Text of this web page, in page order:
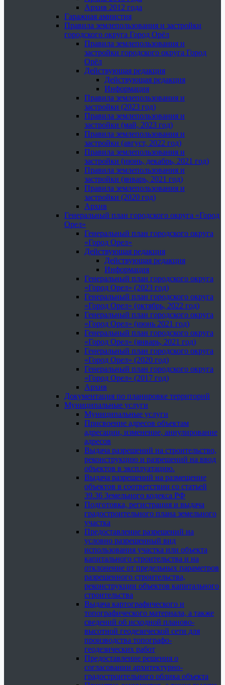
Архив 2012 года
Гаражная амнистия
Правила землепользования и застройки
городского округа Город Орёл
Правила землепользования и
застройки городского округа Город
Орёл
Действующая редакция
Действующая редакция
Информация
Правила землепользования и
застройки (2023 год)
Правила землепользования и
застройки (май, 2023 год)
Правила землепользования и
застройки (август, 2022 год)
Правила землепользования и
застройки (июнь, декабрь, 2021 год)
Правила землепользования и
застройки (январь, 2021 год)
Правила землепользования и
застройки (2020 год)
Архив
Генеральный план городского округа «Город
Орел»
Генеральный план городского округа
«Город Орел»
Действующая редакция
Действующая редакция
Информация
Генеральный план городского округа
«Город Орел» (2023 год)
Генеральный план городского округа
«Город Орел» (октябрь, 2022 год)
Генеральный план городского округа
«Город Орел» (июнь 2021 год)
Генеральный план городского округа
«Город Орел» (январь, 2021 год)
Генеральный план городского округа
«Город Орел» (2020 год)
Генеральный план городского округа
«Город Орел» (2017 год)
Архив
Документация по планировке территорий
Муниципальные услуги
Муниципальные услуги
Присвоение адресов объектам
адресации, изменение, аннулирование
адресов
Выдача разрешений на строительство,
реконструкцию и разрешений на ввод
объектов в эксплуатацию.
Выдача разрешений на размещение
объектов в соответствии со статьей
39.36 Земельного кодекса РФ
Подготовка, регистрация и выдача
градостроительного плана земельного
участка
Предоставление разрешений на
условно разрешенный вид
использования участка или объекта
капитального строительства и на
отклонение от предельных параметров
разрешенного строительства,
реконструкции объектов капитального
строительства
Выдача картографического и
топографического материала, а также
сведений об исходной планово-
высотной геодезической сети для
производства топографо-
геодезических работ
Предоставление решения о
согласовании архитектурно-
градостроительного облика объекта